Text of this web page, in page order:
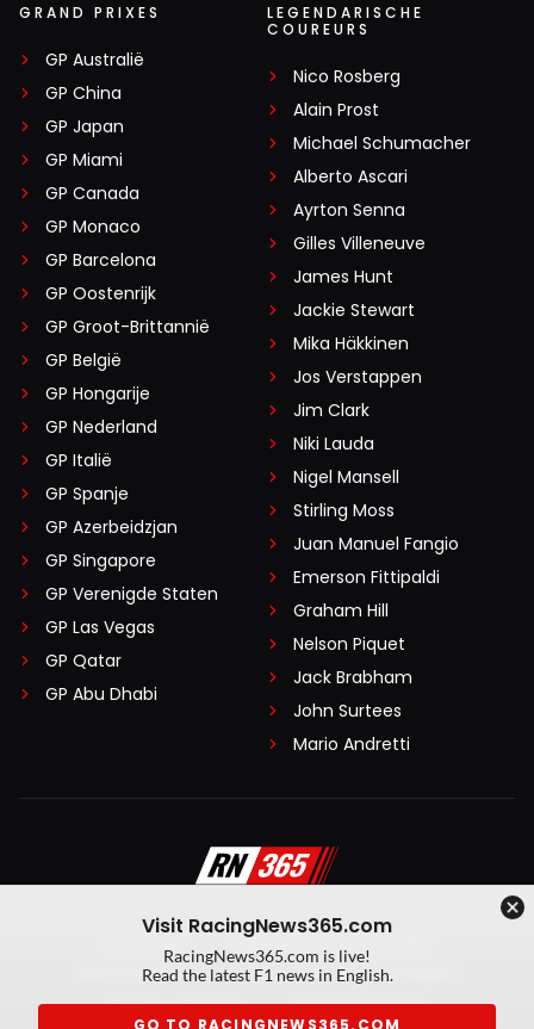
GRAND PRIXES
GP Australië
GP China
GP Japan
GP Miami
GP Canada
GP Monaco
GP Barcelona
GP Oostenrijk
GP Groot-Brittannië
GP België
GP Hongarije
GP Nederland
GP Italië
GP Spanje
GP Azerbeidzjan
GP Singapore
GP Verenigde Staten
GP Las Vegas
GP Qatar
GP Abu Dhabi
LEGENDARISCHE
COUREURS
Nico Rosberg
Alain Prost
Michael Schumacher
Alberto Ascari
Ayrton Senna
Gilles Villeneuve
James Hunt
Jackie Stewart
Mika Häkkinen
Jos Verstappen
Jim Clark
Niki Lauda
Nigel Mansell
Stirling Moss
Juan Manuel Fangio
Emerson Fittipaldi
Graham Hill
Nelson Piquet
Jack Brabham
John Surtees
Mario Andretti
Algemene voorwaarden
Privacy Policy
Created by On Your Marks
Privacy manager
Kansspeluitingen
Visit RacingNews365.com
RacingNews365.com is live!
Read the latest F1 news in English.
GO TO RACINGNEWS365.COM